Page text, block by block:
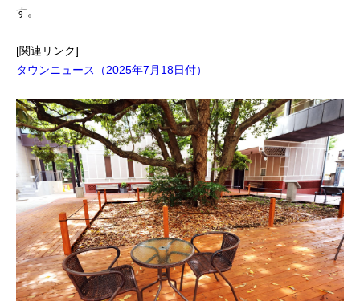
す。
[関連リンク]
タウンニュース（2025年7月18日付）